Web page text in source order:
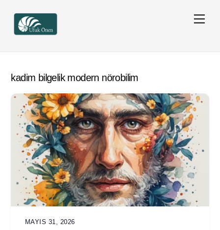
content
kadim bilgelik modern nörobilim
MAYIS 31, 2026